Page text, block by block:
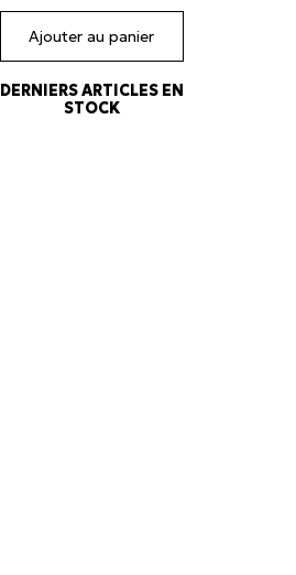
Ajouter au panier
DERNIERS ARTICLES EN
STOCK